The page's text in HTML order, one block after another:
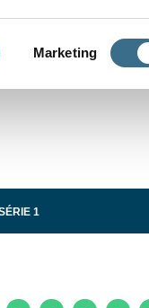
Marketing
1